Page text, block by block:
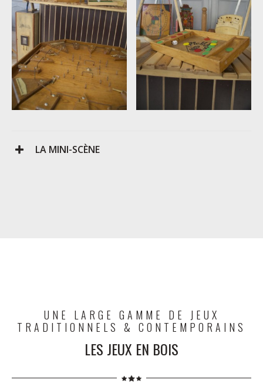
LA MINI-SCÈNE
UNE LARGE GAMME DE JEUX
TRADITIONNELS & CONTEMPORAINS
LES JEUX EN BOIS